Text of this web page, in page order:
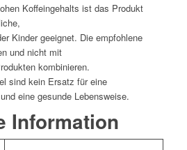
Koffeingehalts ist das Produkt
Kinder geeignet. Die empfohlene
und nicht mit
kombinieren.
sind kein Ersatz für eine
eine gesunde Lebensweise.
Information